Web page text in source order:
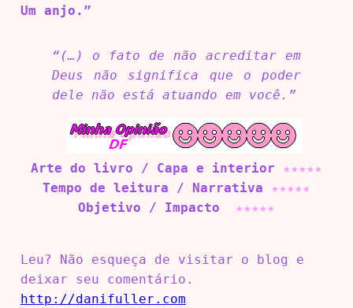
Um anjo.”
“(…) o fato de não acreditar em
Deus não significa que o poder
dele não está atuando em você.”
Arte do livro / Capa e interior ★★★★★
Tempo de leitura / Narrativa ★★★★★
Objetivo / Impacto ★★★★★
Leu? Não esqueça de visitar o blog e
deixar seu comentário.
http://danifuller.com